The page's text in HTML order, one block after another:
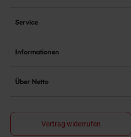
Service
Informationen
Über Netto
Vertrag widerrufen